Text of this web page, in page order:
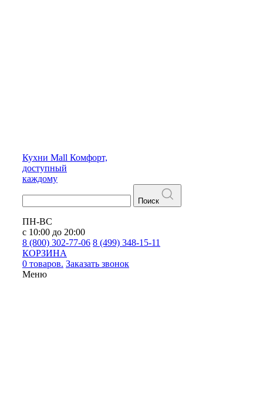
Кухни Mall Комфорт,
доступный
каждому
Поиск
ПН-ВС
с 10:00 до 20:00
8 (800) 302-77-06 8 (499) 348-15-11
КОРЗИНА
0 товаров. Заказать звонок
Меню